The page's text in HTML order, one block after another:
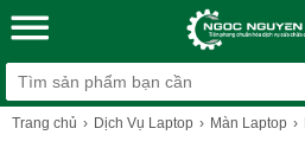
Trang chủ Dịch Vụ Laptop Màn Laptop